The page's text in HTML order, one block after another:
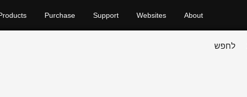
Purchase Support Websites About
לחפש